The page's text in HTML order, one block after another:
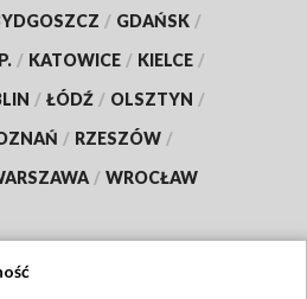
/ GDAŃSK /
/ KATOWICE / KIELCE /
/ ŁÓDŹ / OLSZTYN /
/ RZESZÓW /
/ WROCŁAW